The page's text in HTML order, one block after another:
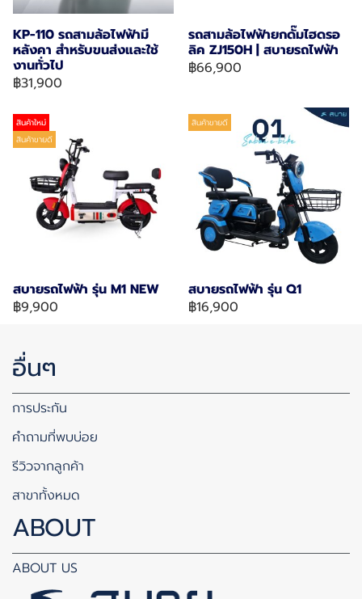
KP-110 รถสามล้อไฟฟ้ามี
หลังคา สำหรับขนส่งและใช้
งานทั่วไป
฿31,900
รถสามล้อไฟฟ้ายกดั๊มไฮดรอ
ลิค ZJ150H | สบายรถไฟฟ้า
฿66,900
สินค้าใหม่
สินค้าขายดี
สบายรถไฟฟ้า รุ่น M1 NEW
฿9,900
สินค้าขายดี
สบายรถไฟฟ้า รุ่น Q1
฿16,900
อื่นๆ
การประกัน
คำถามที่พบบ่อย
รีวิวจากลูกค้า
สาขาทั้งหมด
ABOUT
ABOUT US